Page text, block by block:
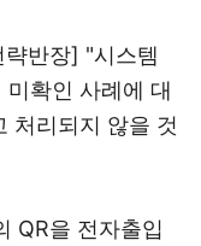
반장] "시스템
확인 사례에 대
처리되지 않을 것
QR을 전자출입